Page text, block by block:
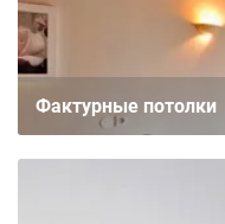
Фактурные потолки